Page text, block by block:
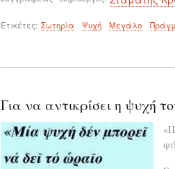
Ετικέτες Σωτηρία Ψυχή Μεγάλο
Για να αντικρίσει η ψυχή